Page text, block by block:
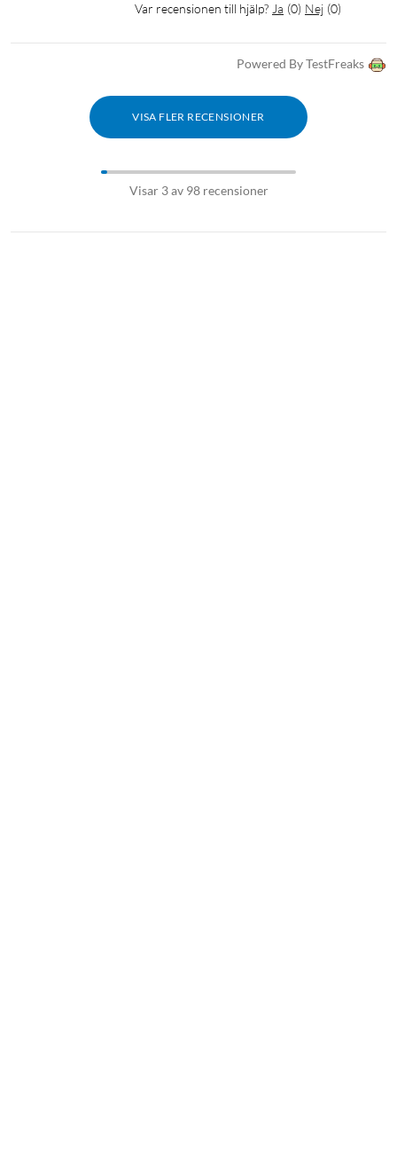
Var recensionen till hjälp? Ja (0) Nej (0)
Powered By TestFreaks
VISA FLER RECENSIONER
Visar 3 av 98 recensioner